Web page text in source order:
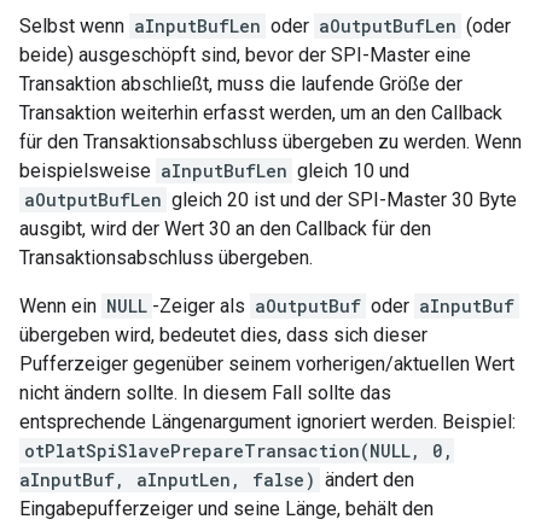
Selbst wenn aInputBufLen oder aOutputBufLen (oder
beide) ausgeschöpft sind, bevor der SPI-Master eine
Transaktion abschließt, muss die laufende Größe der
Transaktion weiterhin erfasst werden, um an den Callback
für den Transaktionsabschluss übergeben zu werden. Wenn
beispielsweise aInputBufLen gleich 10 und
aOutputBufLen gleich 20 ist und der SPI-Master 30 Byte
ausgibt, wird der Wert 30 an den Callback für den
Transaktionsabschluss übergeben.
Wenn ein NULL -Zeiger als aOutputBuf oder aInputBuf
übergeben wird, bedeutet dies, dass sich dieser
Pufferzeiger gegenüber seinem vorherigen/aktuellen Wert
nicht ändern sollte. In diesem Fall sollte das
entsprechende Längenargument ignoriert werden. Beispiel:
otPlatSpiSlavePrepareTransaction(NULL, 0,
aInputBuf, aInputLen, false) ändert den
Eingabepufferzeiger und seine Länge, behält den